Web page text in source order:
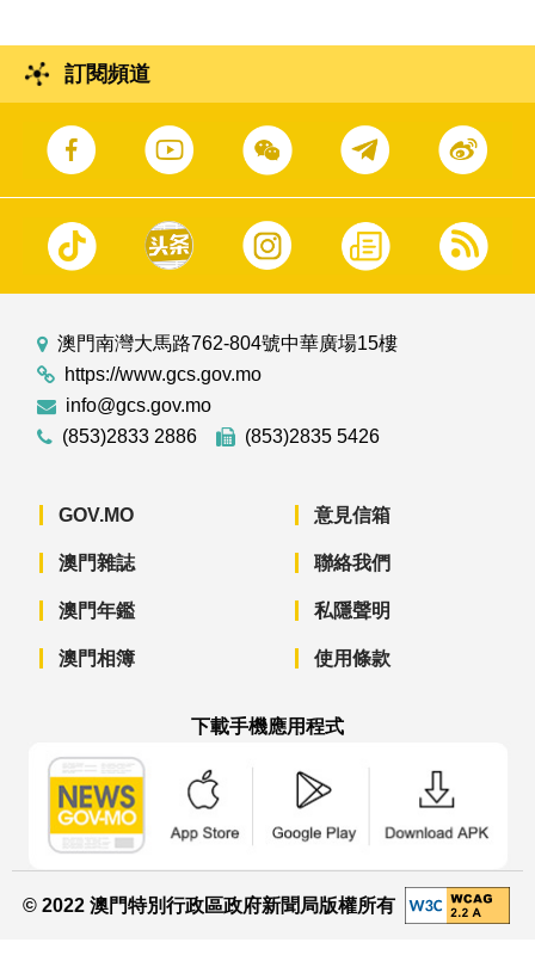
訂閱頻道
澳門南灣大馬路762-804號中華廣場15樓
https://www.gcs.gov.mo
info@gcs.gov.mo
(853)2833 2886
(853)2835 5426
GOV.MO
澳門雜誌
澳門年鑑
澳門相簿
意見信箱
聯絡我們
私隱聲明
使用條款
下載手機應用程式
© 2022 澳門特別行政區政府新聞局版權所有